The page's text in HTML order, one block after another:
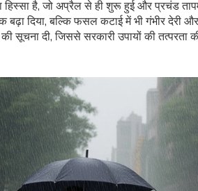
हिस्सा है, जो अप्रैल से ही शुरू हुई और प्रचंड
बढ़ा दिया, बल्कि फसल कटाई में भी गंभीर देरी
सूचना दी, जिससे सरकारी उपायों की तत्परता